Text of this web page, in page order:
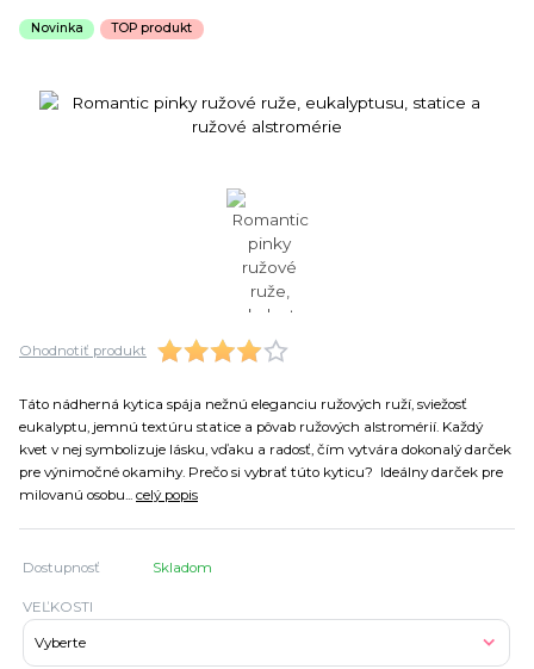
Novinka TOP produkt
Ohodnotiť produkt
Táto nádherná kytica spája nežnú eleganciu ružových ruží, sviežosť
eukalyptu, jemnú textúru statice a pôvab ružových alstromérií. Každý
kvet v nej symbolizuje lásku, vďaku a radosť, čím vytvára dokonalý darček
pre výnimočné okamihy. Prečo si vybrať túto kyticu? Ideálny darček pre
milovanú osobu... celý popis
Dostupnosť Skladom
VEĽKOSTI